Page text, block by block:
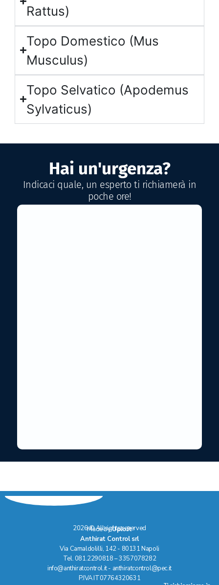
Rattus)
Topo Domestico (Mus
Musculus)
Topo Selvatico (Apodemus
Sylvaticus)
Hai un'urgenza?
Indicaci quale, un esperto ti richiamerà in
poche ore!
2026 © All rights reserved
Made byUplo.it
Anthirat Control srl
Via Camaldolilli, 142 - 80131 Napoli
Tel. 081.2290818 – 3357078282
info@anthiratcontrol.it - ​​anthiratcontrol@pec.it
P.IVA IT07764320631